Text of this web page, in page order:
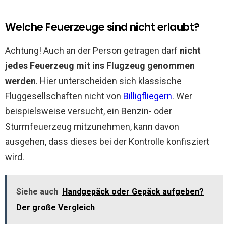
Welche Feuerzeuge sind nicht erlaubt?
Achtung! Auch an der Person getragen darf nicht
jedes Feuerzeug mit ins Flugzeug genommen
werden. Hier unterscheiden sich klassische
Fluggesellschaften nicht von Billigfliegern. Wer
beispielsweise versucht, ein Benzin- oder
Sturmfeuerzeug mitzunehmen, kann davon
ausgehen, dass dieses bei der Kontrolle konfisziert
wird.
Siehe auch Handgepäck oder Gepäck aufgeben?
Der große Vergleich